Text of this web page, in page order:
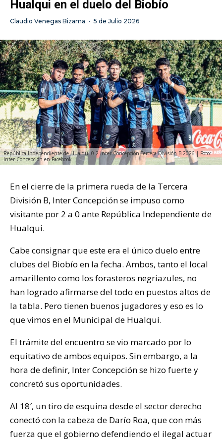
Hualqui en el duelo del Biobío
Claudio Venegas Bizama · 5 de Julio 2026
República Independiente de Hualqui 0-2 Inter Concepción Tercera División B 2026 | Foto:
Inter Concepción en Facebook
En el cierre de la primera rueda de la Tercera
División B, Inter Concepción se impuso como
visitante por 2 a 0 ante República Independiente de
Hualqui.
Cabe consignar que este era el único duelo entre
clubes del Biobío en la fecha. Ambos, tanto el local
amarillento como los forasteros negriazules, no
han logrado afirmarse del todo en puestos altos de
la tabla. Pero tienen buenos jugadores y eso es lo
que vimos en el Municipal de Hualqui.
El trámite del encuentro se vio marcado por lo
equitativo de ambos equipos. Sin embargo, a la
hora de definir, Inter Concepción se hizo fuerte y
concretó sus oportunidades.
Al 18′, un tiro de esquina desde el sector derecho
conectó con la cabeza de Darío Roa, que con más
fuerza que el gobierno defendiendo el ilegal actuar